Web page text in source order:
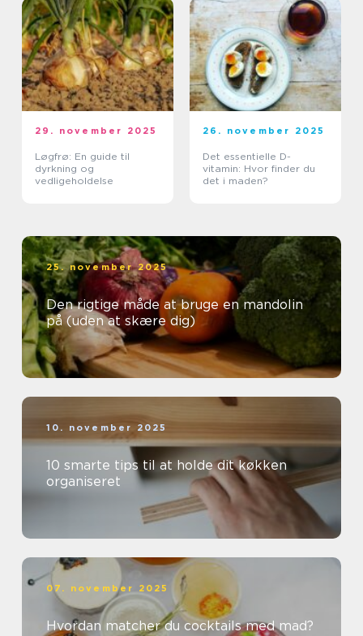
29. november 2025
Løgfrø: En guide til
dyrkning og
vedligeholdelse
26. november 2025
Det essentielle D-
vitamin: Hvor finder du
det i maden?
25. november 2025
Den rigtige måde at bruge en mandolin
på (uden at skære dig)
10. november 2025
10 smarte tips til at holde dit køkken
organiseret
07. november 2025
Hvordan matcher du cocktails med mad?